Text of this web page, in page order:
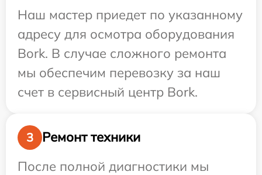
Наш мастер приедет по указанному
адресу для осмотра оборудования
Bork. В случае сложного ремонта
мы обеспечим перевозку за наш
счет в сервисный центр Bork.
3
Ремонт техники
После полной диагностики мы